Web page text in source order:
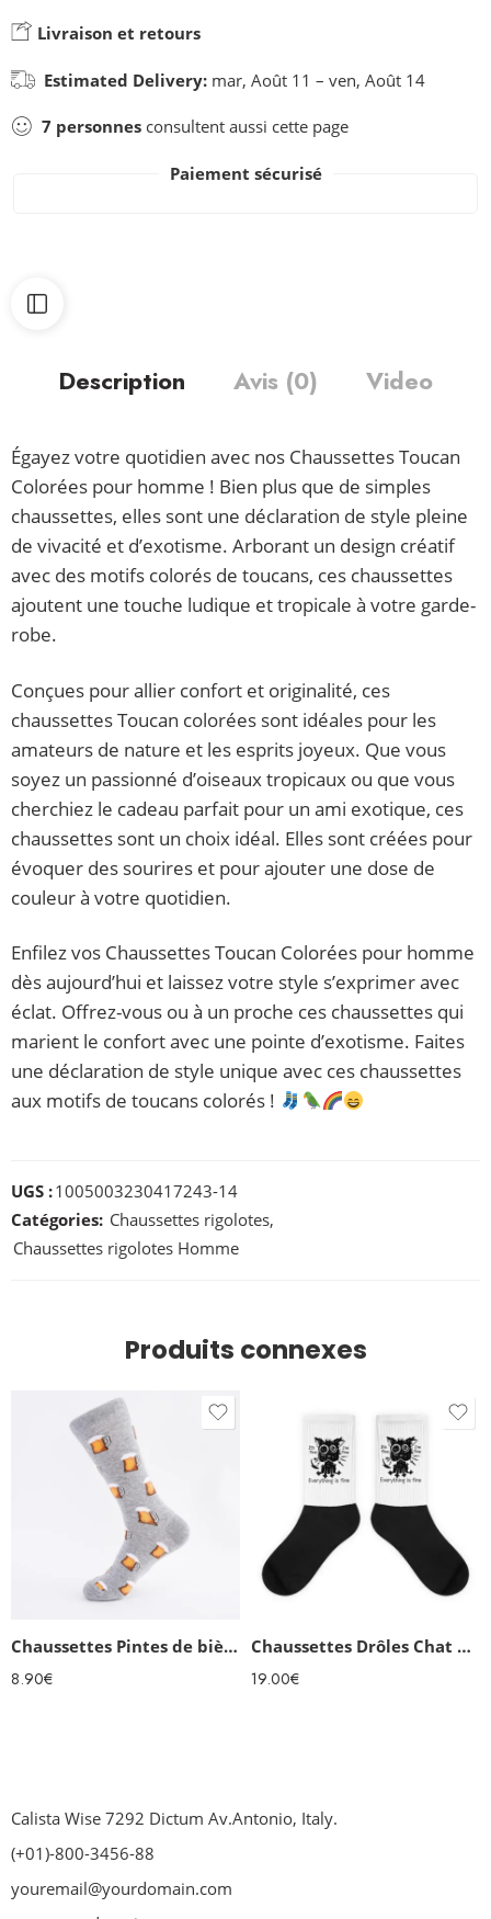
Livraison et retours
Estimated Delivery: mar, Août 11 – ven, Août 14
7 personnes consultent aussi cette page
Paiement sécurisé
Description Avis (0) Video
Égayez votre quotidien avec nos Chaussettes Toucan
Colorées pour homme ! Bien plus que de simples
chaussettes, elles sont une déclaration de style pleine
de vivacité et d’exotisme. Arborant un design créatif
avec des motifs colorés de toucans, ces chaussettes
ajoutent une touche ludique et tropicale à votre garde-
robe.
Conçues pour allier confort et originalité, ces
chaussettes Toucan colorées sont idéales pour les
amateurs de nature et les esprits joyeux. Que vous
soyez un passionné d’oiseaux tropicaux ou que vous
cherchiez le cadeau parfait pour un ami exotique, ces
chaussettes sont un choix idéal. Elles sont créées pour
évoquer des sourires et pour ajouter une dose de
couleur à votre quotidien.
Enfilez vos Chaussettes Toucan Colorées pour homme
dès aujourd’hui et laissez votre style s’exprimer avec
éclat. Offrez-vous ou à un proche ces chaussettes qui
marient le confort avec une pointe d’exotisme. Faites
une déclaration de style unique avec ces chaussettes
aux motifs de toucans colorés !
UGS :1005003230417243-14
Catégories: Chaussettes rigolotes,
Chaussettes rigolotes Homme
Produits connexes
Chaussettes Pintes de bière humoristiques homme
8.90€
Chaussettes Drôles Chat noir
19.00€
Calista Wise 7292 Dictum Av.Antonio, Italy.
(+01)-800-3456-88
youremail@yourdomain.com